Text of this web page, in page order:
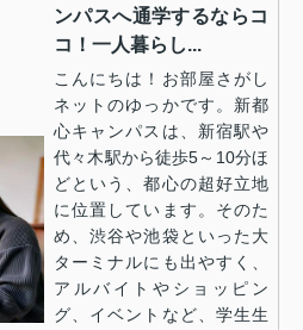
ンパスへ通学するならコ
コ！一人暮らし...
こんにちは！お部屋さがし
ネットのゆっかです。新都
心キャンパスは、新宿駅や
代々木駅から徒歩5～10分ほ
どという、都心の超好立地
に位置しています。そのた
め、渋谷や池袋といった大
ターミナルにも出やすく、
アルバイトやショッピン
グ、イベントなど、学生生